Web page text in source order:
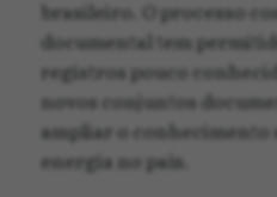
brasileiro. O processo
documental tem
registros pouco
novos conjuntos
ampliar o conhecimento
energia no país.